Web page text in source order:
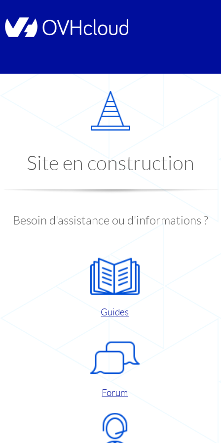
Site en construction
Besoin d'assistance ou d'informations ?
Guides
Forum